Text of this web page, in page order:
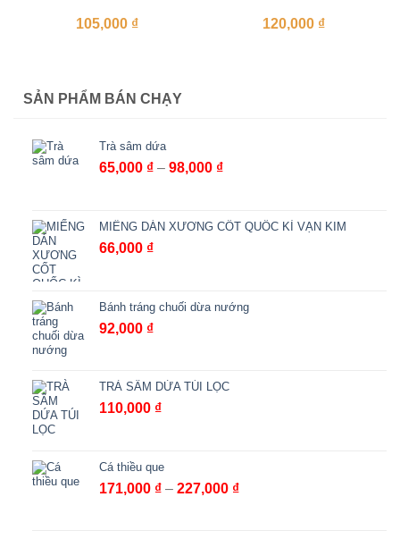
105,000 ₫ 120,000 ₫
SẢN PHẨM BÁN CHẠY
Trà sâm dứa
65,000 ₫ – 98,000 ₫Khoảng
65,000 ₫
MIẾNG DÁN XƯƠNG CỐT QUỐC KÌ VẠN KIM
66,000 ₫
Bánh tráng chuối dừa nướng
92,000 ₫
TRÀ SÂM DỨA TÚI LỌC
110,000 ₫
Cá thiều que
171,000 ₫ – 227,000 ₫Khoảng